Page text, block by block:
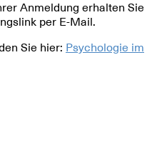
Anmeldung erhalten Sie
per E-Mail.
Sie hier: Psychologie im